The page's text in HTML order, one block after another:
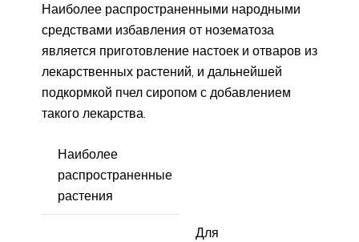
Наиболее распространенными народными
средствами избавления от нозематоза
является приготовление настоек и отваров из
лекарственных растений, и дальнейшей
подкормкой пчел сиропом с добавлением
такого лекарства.
Наиболее
распространенные
растения
Для